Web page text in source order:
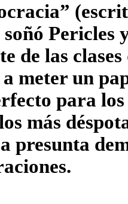
soñó
de las
meter un
para
más
presunta